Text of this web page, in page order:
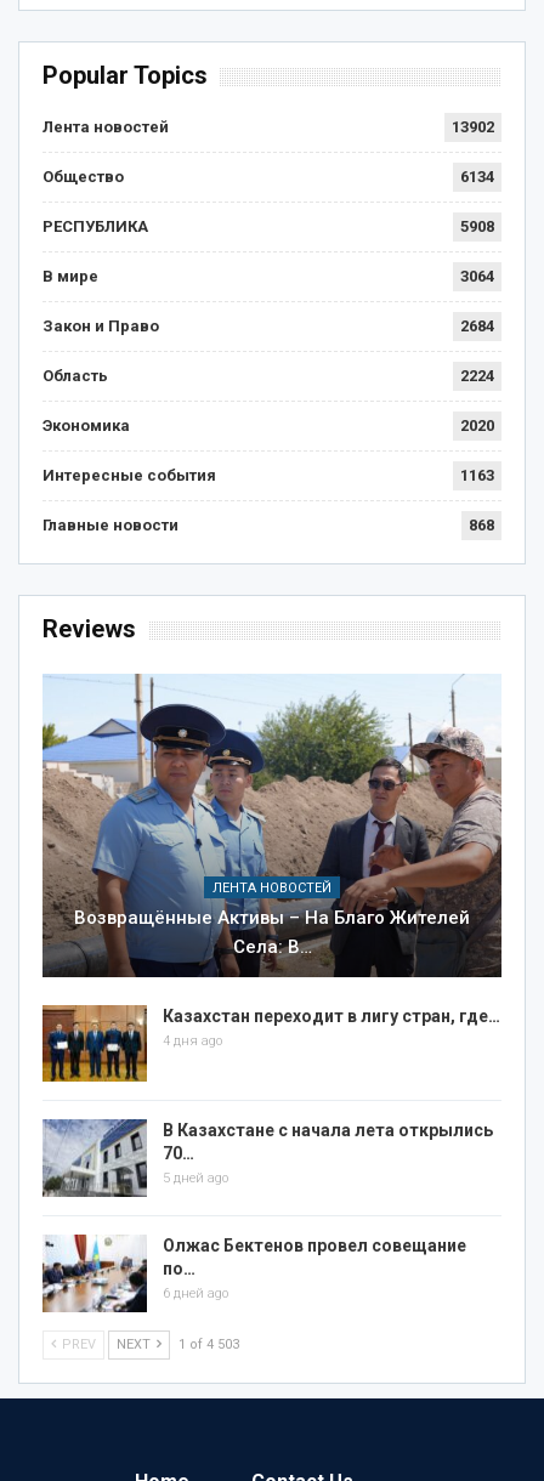
Popular Topics
Лента новостей 13902
Общество 6134
РЕСПУБЛИКА 5908
В мире 3064
Закон и Право 2684
Область 2224
Экономика 2020
Интересные события 1163
Главные новости 868
Reviews
ЛЕНТА НОВОСТЕЙ
Возвращённые Активы – На Благо Жителей
Села: В…
Казахстан переходит в лигу стран, где…
4 дня ago
В Казахстане с начала лета открылись
70…
5 дней ago
Олжас Бектенов провел совещание
по…
6 дней ago
PREV NEXT 1 of 4 503